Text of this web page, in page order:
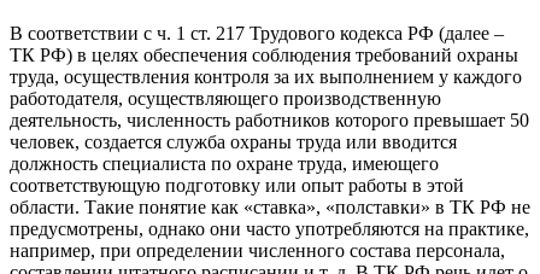
В соответствии с ч. 1 ст. 217 Трудового кодекса РФ (далее –
ТК РФ) в целях обеспечения соблюдения требований охраны
труда, осуществления контроля за их выполнением у каждого
работодателя, осуществляющего производственную
деятельность, численность работников которого превышает 50
человек, создается служба охраны труда или вводится
должность специалиста по охране труда, имеющего
соответствующую подготовку или опыт работы в этой
области. Такие понятие как «ставка», «полставки» в ТК РФ не
предусмотрены, однако они часто употребляются на практике,
например, при определении численного состава персонала,